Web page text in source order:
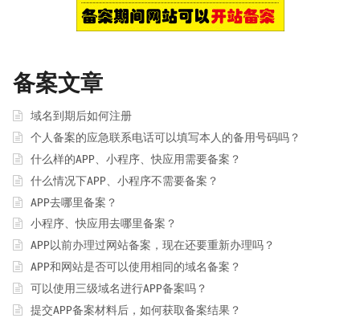
备案文章
域名到期后如何注册
个人备案的应急联系电话可以填写本人的备用号码吗？
什么样的APP、小程序、快应用需要备案？
什么情况下APP、小程序不需要备案？
APP去哪里备案？
小程序、快应用去哪里备案？
APP以前办理过网站备案，现在还要重新办理吗？
APP和网站是否可以使用相同的域名备案？
可以使用三级域名进行APP备案吗？
提交APP备案材料后，如何获取备案结果？